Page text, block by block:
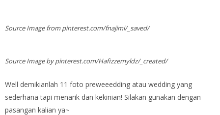
Source Image from pinterest.com/fnajimi/_saved/
Source Image by pinterest.com/Hafizzemyldz/_created/
Well demikianlah 11 foto preweeedding atau wedding yang
sederhana tapi menarik dan kekinian! Silakan gunakan dengan
pasangan kalian ya~